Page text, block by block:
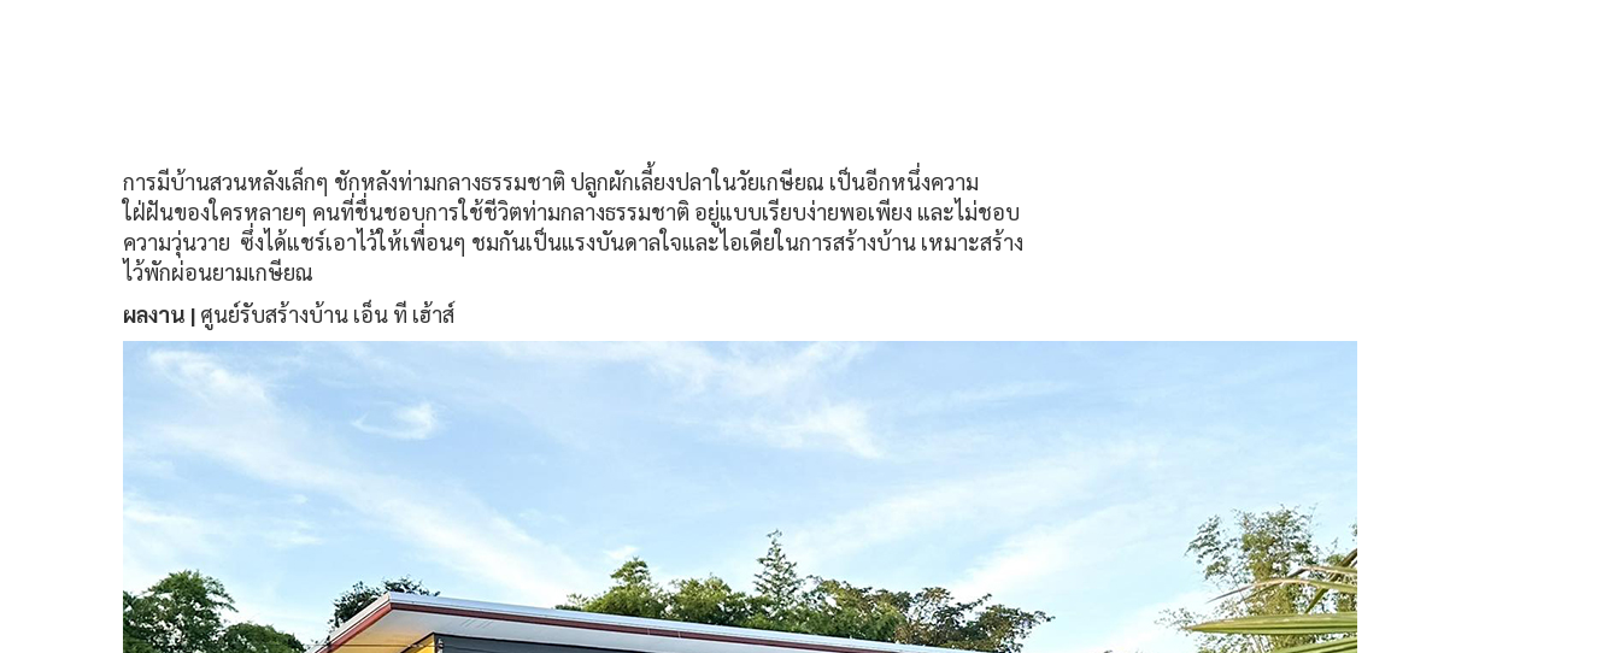
การมีบ้านสวนหลังเล็กๆ ชักหลังท่ามกลางธรรมชาติ ปลูกผักเลี้ยงปลาในวัยเกษียณ เป็นอีกหนึ่งความ
ใฝ่ฝันของใครหลายๆ คนที่ชื่นชอบการใช้ชีวิตท่ามกลางธรรมชาติ อยู่แบบเรียบง่ายพอเพียง และไม่ชอบ
ความวุ่นวาย ซึ่งได้แชร์เอาไว้ให้เพื่อนๆ ชมกันเป็นแรงบันดาลใจและไอเดียในการสร้างบ้าน เหมาะสร้าง
ไว้พักผ่อนยามเกษียณ
ผลงาน | ศูนย์รับสร้างบ้าน เอ็น ที เฮ้าส์